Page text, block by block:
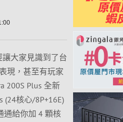
讓大家見識到了台
現，甚至有玩家
200S Plus 全新
(24核心/8P+16E)
通給你加 4 顆核